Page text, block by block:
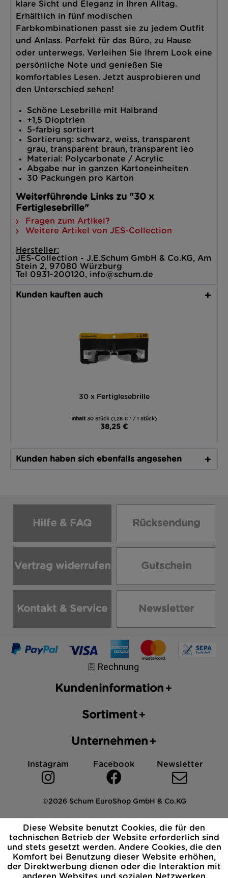
klare Sicht und Eleganz in Ihren Alltag.
Erhältlich in fünf modischen
Farbkombinationen passt sie zu jedem Outfit
und Anlass. Perfekt für das Büro, zu Hause
oder unterwegs. Verleihen Sie Ihrem Look eine
persönliche Note und genießen Sie
komfortables Lesen. Jetzt ausprobieren und
den Unterschied sehen!
Schöne Lesebrille mit Halbrand
+1,5 Dioptrien
5-farbig sortiert
Sortierung: schwarz, weiss, transparent
grau, transparent braun, transparent leo
Material: Polycarbonate / Acrylic
Abgabe nur in ganzen Kartoneinheiten
30 Packungen pro Karton
Weiterführende Links zu "30 x
Fertiglesebrille"
Fragen zum Artikel?
Weitere Artikel von JES-Collection
Hersteller:
JES-Collection - J.E.Schum GmbH & Co.KG, Am
Stein 2, 97080 Würzburg
Tel 0931-200120, info@schum.de
Kunden kauften auch
30 x Fertiglesebrille
Inhalt 30 Stück (1,28 € * / 1 Stück)
38,25 €
Kunden haben sich ebenfalls angesehen
Hilfe & FAQ Rücksendung
Vertrag widerrufen Gutschein
Kontakt & Service Newsletter
Kundeninformation
Sortiment
Unternehmen
Instagram Facebook Newsletter
©2026 Schum EuroShop GmbH & Co.KG
Impressum Datenschutz AGB Cookies
Widerrufsbelehrung
Diese Website benutzt Cookies, die für den
technischen Betrieb der Website erforderlich sind
und stets gesetzt werden. Andere Cookies, die den
Komfort bei Benutzung dieser Website erhöhen,
der Direktwerbung dienen oder die Interaktion mit